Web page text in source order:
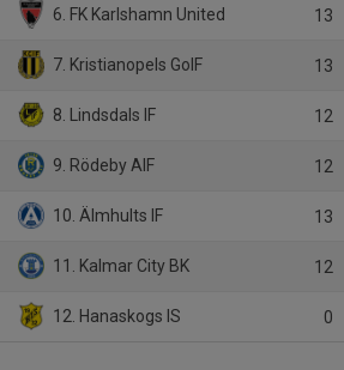
6. FK Karlshamn United 13
7. Kristianopels GoIF 13
8. Lindsdals IF 12
9. Rödeby AIF 12
10. Älmhults IF 13
11. Kalmar City BK 12
12. Hanaskogs IS 0